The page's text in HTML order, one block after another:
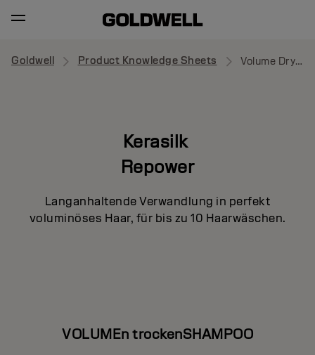
Goldwell Product Knowledge Sheets Volume Dry Shampoo
Kerasilk
Repower
Langanhaltende Verwandlung in perfekt
voluminöses Haar, für bis zu 10 Haarwäschen.
VOLUMEn trockenSHAMPOO